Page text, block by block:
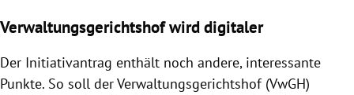
Verwaltungsgerichtshof wird digitaler
Der Initiativantrag enthält noch andere, interessante
Punkte. So soll der Verwaltungsgerichtshof (VwGH)